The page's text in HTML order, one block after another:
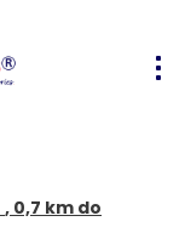
, 0,7 km do